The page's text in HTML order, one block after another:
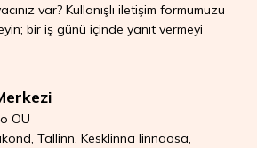
var? Kullanışlı iletişim formumuzu
bir iş günü içinde yanıt vermeyi
OÜ
Tallinn, Kesklinna linnaosa,